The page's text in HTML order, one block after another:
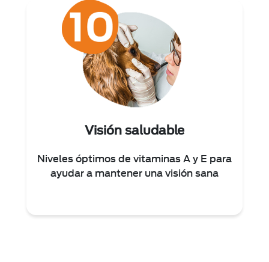
Visión saludable
Niveles óptimos de vitaminas A y E para
ayudar a mantener una visión sana